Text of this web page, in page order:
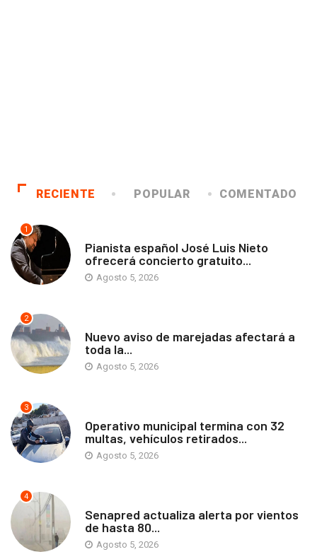
RECIENTE POPULAR COMENTADO
1
Pianista español José Luis Nieto
ofrecerá concierto gratuito...
Agosto 5, 2026
2
Nuevo aviso de marejadas afectará a
toda la...
Agosto 5, 2026
3
Operativo municipal termina con 32
multas, vehículos retirados...
Agosto 5, 2026
4
Senapred actualiza alerta por vientos
de hasta 80...
Agosto 5, 2026